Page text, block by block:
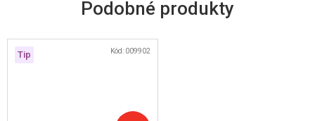
Tip Kód: 009902